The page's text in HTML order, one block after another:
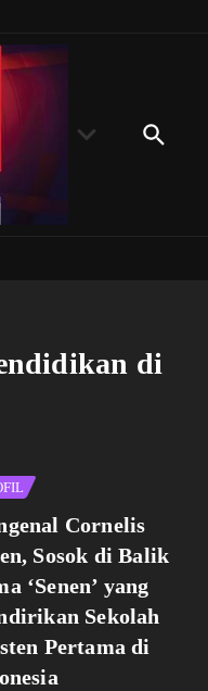
di
Cornelis
Sosok di Balik
‘Senen’ yang
Sekolah
Pertama di